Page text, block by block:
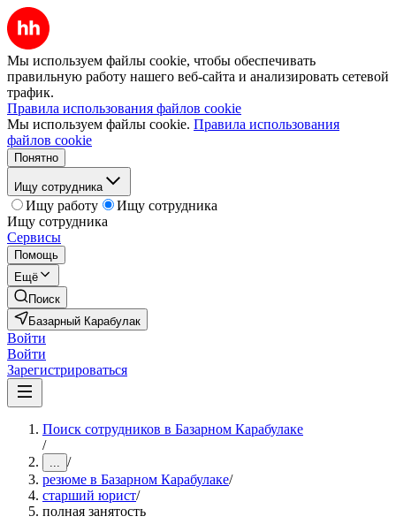
Мы используем файлы cookie, чтобы обеспечивать
правильную работу нашего веб-сайта и анализировать сетевой
трафик.
Правила использования файлов cookie
Мы используем файлы cookie. Правила использования
файлов cookie
Понятно
Ищу сотрудника
Ищу работу
Ищу сотрудника
Ищу сотрудника
Сервисы
Помощь
Ещё
Поиск
Базарный Карабулак
Войти
Войти
Зарегистрироваться
Поиск сотрудников в Базарном Карабулаке
/
... /
резюме в Базарном Карабулаке/
старший юрист/
полная занятость